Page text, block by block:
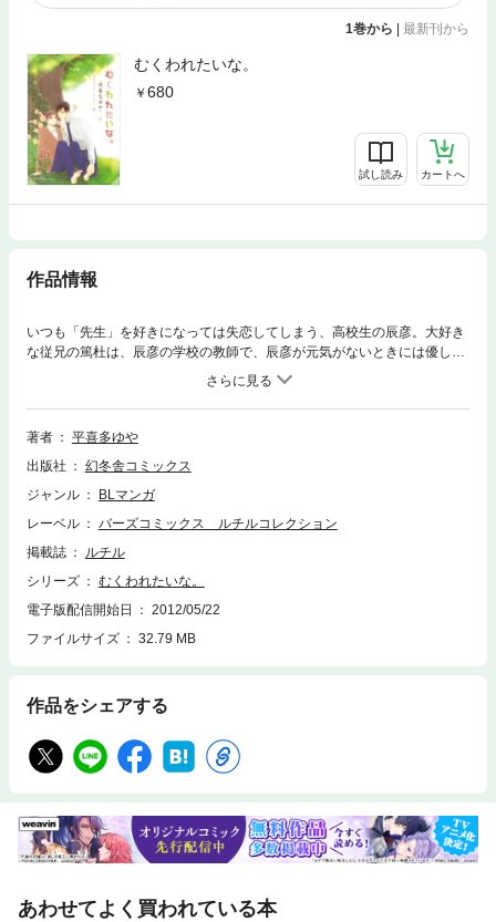
1巻から | 最新刊から
むくわれたいな。
680
試し読み カートへ
作品情報
いつも「先生」を好きになっては失恋してしまう、高校生の辰彦。大好き
な従兄の篤杜は、辰彦の学校の教師で、辰彦が元気がないときには優しい
ピアノを弾いてくれる。実りのない恋の悩みを打ち明けるうち、いつしか
恋愛対象として篤杜のことを好きになってしまった辰彦。でも、篤杜は従
兄で、先生で……。
著者
平喜多ゆや
出版社
幻冬舎コミックス
ジャンル
BLマンガ
レーベル
バーズコミックス ルチルコレクション
掲載誌
ルチル
シリーズ
むくわれたいな。
電子版配信開始日
2012/05/22
ファイルサイズ
32.79 MB
作品をシェアする
あわせてよく買われている本